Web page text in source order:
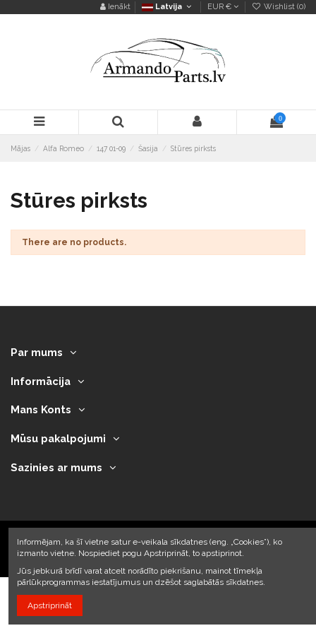
Ienākt Latvija EUR € Wishlist (0)
0
Mājas Alfa Romeo 147 01-09 Šasija Stūres pirksts
Stūres pirksts
There are no products.
Par mums
Informācija
Mans Konts
Mūsu pakalpojumi
Sazinies ar mums
2023 © Armando Auto SIA
Informējam, ka šī vietne satur e-veikala sīkdatnes (eng. „Cookies”), ko
izmanto vietne. Nospiediet pogu Apstriprināt, to apstiprinot.
Jūs jebkurā brīdī varat atcelt norādīto piekrišanu, mainot tīmekļa
pārlūkprogrammas iestatījumus un dzēšot saglabātās sīkdatnes.
Apstriprināt